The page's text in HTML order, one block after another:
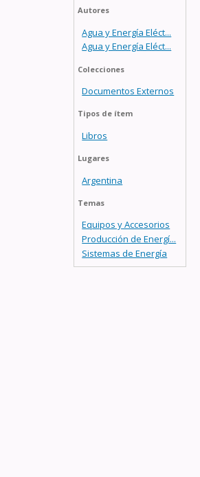
Autores
Agua y Energía Eléct...
Agua y Energía Eléct...
Colecciones
Documentos Externos
Tipos de ítem
Libros
Lugares
Argentina
Temas
Equipos y Accesorios
Producción de Energí...
Sistemas de Energía